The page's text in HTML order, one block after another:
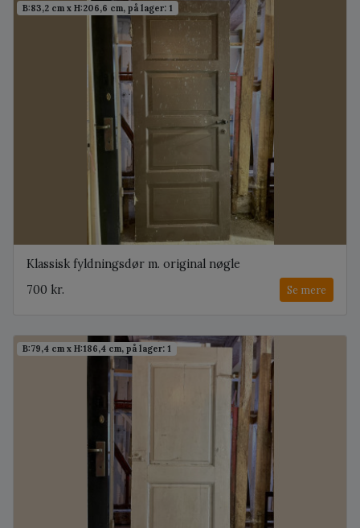
B:83,2 cm x H:206,6 cm, på lager: 1
Klassisk fyldningsdør m. original nøgle
700 kr.
Se mere
B:79,4 cm x H:186,4 cm, på lager: 1